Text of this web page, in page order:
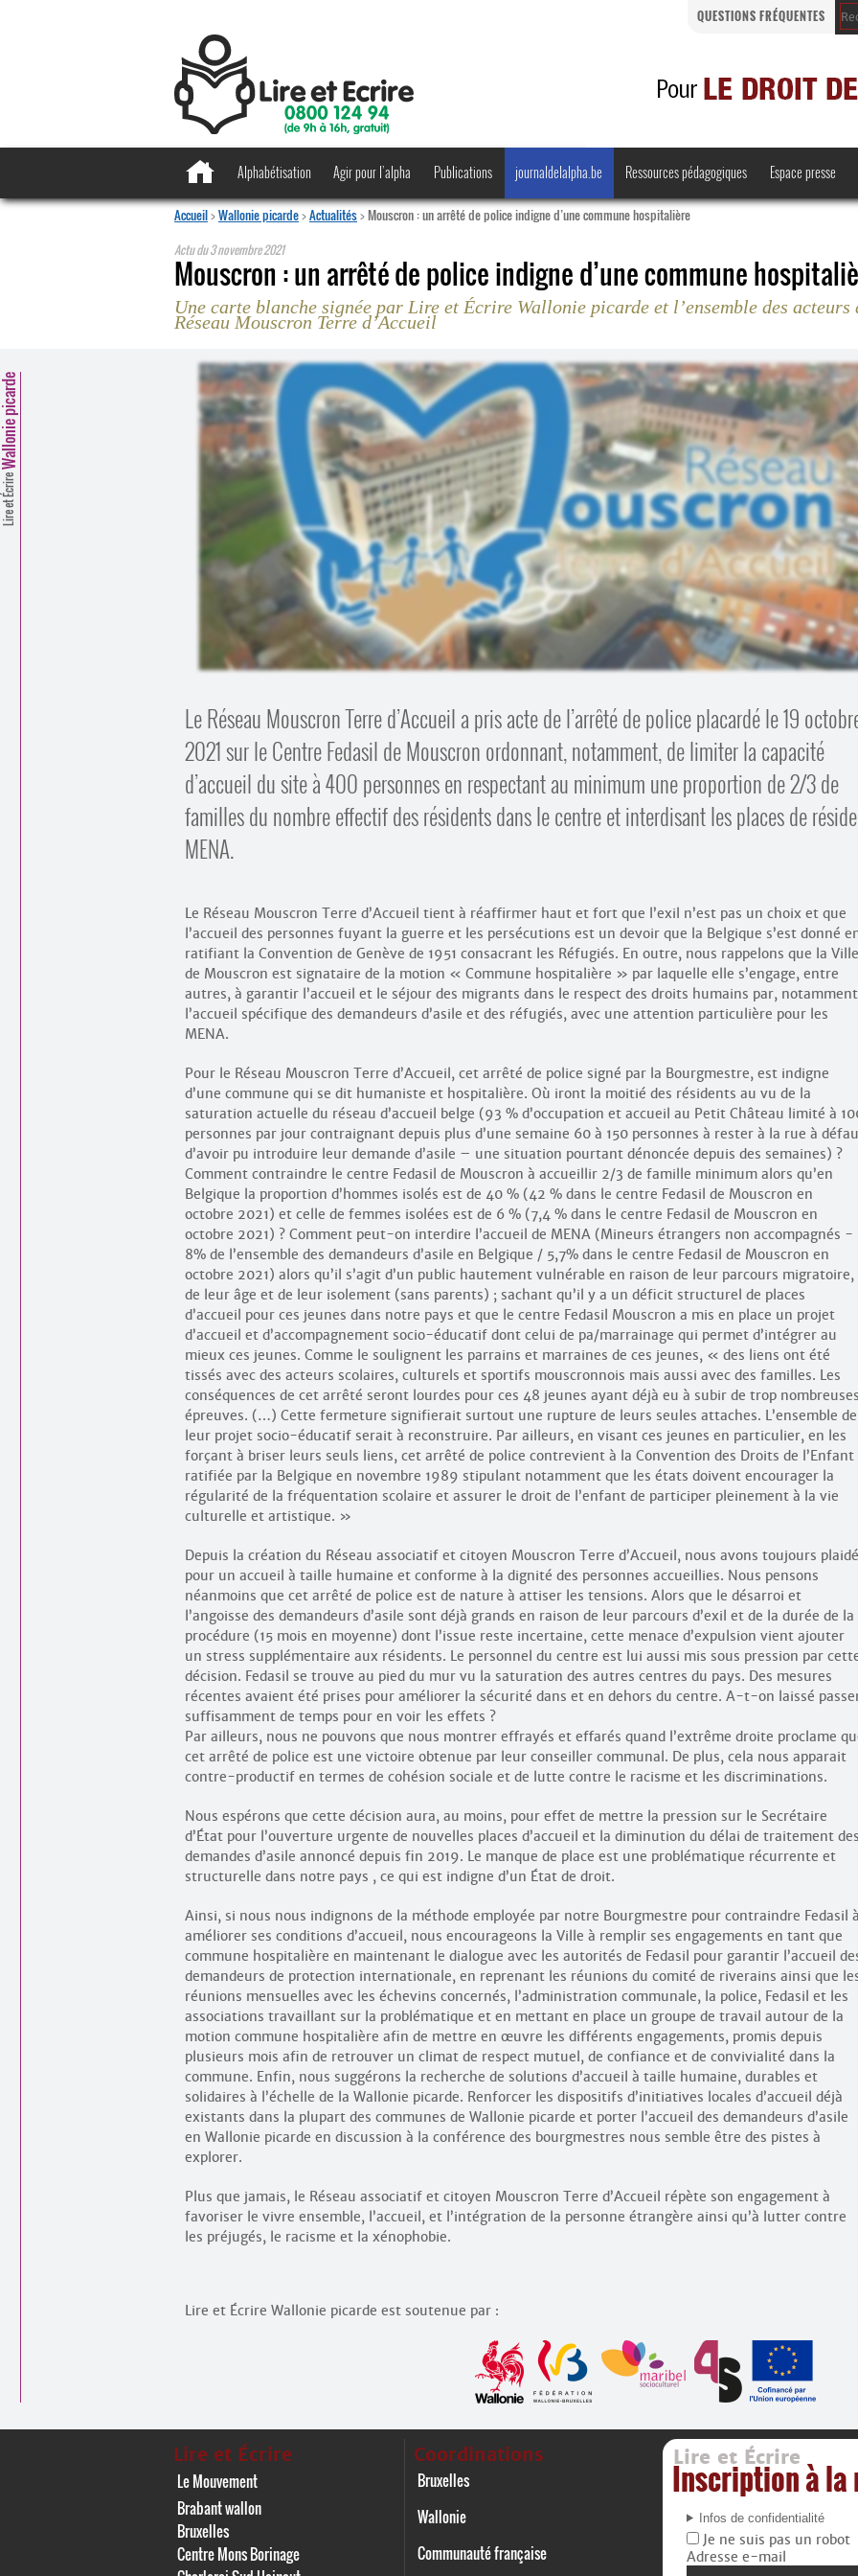
QUESTIONS FRÉQUENTES
Alphabétisation Agir pour l’alpha
Regards croisés
Publications journaldelalpha.be Ressources pédagogiques
Comprendre et parler
Espace presse
Accueil>Wallonie picarde>Actualités>Mouscron : un arrêté de police indigne d’une commune hospitalière
Actu du3 novembre 2021
Mouscron : un arrêté de police indigne d’une commune
Une carte blanche signée par Lire et Écrire Wallonie picarde et l’ensemble des acteurs
Réseau Mouscron Terre d’Accueil
Lire et Écrire
picarde
Le Réseau Mouscron Terre d’Accueil a pris acte de l’arrêté de police placardé le 19
2021 sur le Centre Fedasil de Mouscron ordonnant, notamment, de limiter la capacité
d’accueil du site à 400 personnes en respectant au minimum une proportion de 2/3 de
familles du nombre effectif des résidents dans le centre et interdisant les places de
MENA.
Le Réseau Mouscron Terre d’Accueil tient à réaffirmer haut et fort que l’exil n’est pas un choix et que
l’accueil des personnes fuyant la guerre et les persécutions est un devoir que la Belgique s’est donné
ratifiant la Convention de Genève de 1951 consacrant les Réfugiés. En outre, nous rappelons que la Ville
de Mouscron est signataire de la motion « Commune hospitalière » par laquelle elle s’engage, entre
autres, à garantir l’accueil et le séjour des migrants dans le respect des droits humains par, notamment
l’accueil spécifique des demandeurs d’asile et des réfugiés, avec une attention particulière pour les
MENA.
Pour le Réseau Mouscron Terre d’Accueil, cet arrêté de police signé par la Bourgmestre, est indigne
d’une commune qui se dit humaniste et hospitalière. Où iront la moitié des résidents au vu de la
saturation actuelle du réseau d’accueil belge (93 % d’occupation et accueil au Petit Château limité à
personnes par jour contraignant depuis plus d’une semaine 60 à 150 personnes à rester à la rue à
d’avoir pu introduire leur demande d’asile – une situation pourtant dénoncée depuis des semaines) ?
Comment contraindre le centre Fedasil de Mouscron à accueillir 2/3 de famille minimum alors qu’en
Belgique la proportion d’hommes isolés est de 40 % (42 % dans le centre Fedasil de Mouscron en
octobre 2021) et celle de femmes isolées est de 6 % (7,4 % dans le centre Fedasil de Mouscron en
octobre 2021) ? Comment peut-on interdire l’accueil de MENA (Mineurs étrangers non accompagnés -
8% de l’ensemble des demandeurs d’asile en Belgique / 5,7% dans le centre Fedasil de Mouscron en
octobre 2021) alors qu’il s’agit d’un public hautement vulnérable en raison de leur parcours migratoire,
de leur âge et de leur isolement (sans parents) ; sachant qu’il y a un déficit structurel de places
d’accueil pour ces jeunes dans notre pays et que le centre Fedasil Mouscron a mis en place un projet
d’accueil et d’accompagnement socio-éducatif dont celui de pa/marrainage qui permet d’intégrer au
mieux ces jeunes. Comme le soulignent les parrains et marraines de ces jeunes, « des liens ont été
tissés avec des acteurs scolaires, culturels et sportifs mouscronnois mais aussi avec des familles. Les
conséquences de cet arrêté seront lourdes pour ces 48 jeunes ayant déjà eu à subir de trop nombreuses
épreuves. (…) Cette fermeture signifierait surtout une rupture de leurs seules attaches. L’ensemble de
leur projet socio-éducatif serait à reconstruire. Par ailleurs, en visant ces jeunes en particulier, en les
forçant à briser leurs seuls liens, cet arrêté de police contrevient à la Convention des Droits de l’Enfant
ratifiée par la Belgique en novembre 1989 stipulant notamment que les états doivent encourager la
régularité de la fréquentation scolaire et assurer le droit de l’enfant de participer pleinement à la vie
culturelle et artistique. »
Depuis la création du Réseau associatif et citoyen Mouscron Terre d’Accueil, nous avons toujours plaidé
pour un accueil à taille humaine et conforme à la dignité des personnes accueillies. Nous pensons
néanmoins que cet arrêté de police est de nature à attiser les tensions. Alors que le désarroi et
l’angoisse des demandeurs d’asile sont déjà grands en raison de leur parcours d’exil et de la durée de la
procédure (15 mois en moyenne) dont l’issue reste incertaine, cette menace d’expulsion vient ajouter
un stress supplémentaire aux résidents. Le personnel du centre est lui aussi mis sous pression par
décision. Fedasil se trouve au pied du mur vu la saturation des autres centres du pays. Des mesures
récentes avaient été prises pour améliorer la sécurité dans et en dehors du centre. A-t-on laissé
suffisamment de temps pour en voir les effets ?
Par ailleurs, nous ne pouvons que nous montrer effrayés et effarés quand l’extrême droite proclame
cet arrêté de police est une victoire obtenue par leur conseiller communal. De plus, cela nous apparait
contre-productif en termes de cohésion sociale et de lutte contre le racisme et les discriminations.
Nous espérons que cette décision aura, au moins, pour effet de mettre la pression sur le Secrétaire
d’État pour l’ouverture urgente de nouvelles places d’accueil et la diminution du délai de traitement des
demandes d’asile annoncé depuis fin 2019. Le manque de place est une problématique récurrente et
structurelle dans notre pays , ce qui est indigne d’un État de droit.
Ainsi, si nous nous indignons de la méthode employée par notre Bourgmestre pour contraindre Fedasil à
améliorer ses conditions d’accueil, nous encourageons la Ville à remplir ses engagements en tant que
commune hospitalière en maintenant le dialogue avec les autorités de Fedasil pour garantir l’accueil
demandeurs de protection internationale, en reprenant les réunions du comité de riverains ainsi que
réunions mensuelles avec les échevins concernés, l’administration communale, la police, Fedasil et les
associations travaillant sur la problématique et en mettant en place un groupe de travail autour de la
motion commune hospitalière afin de mettre en œuvre les différents engagements, promis depuis
plusieurs mois afin de retrouver un climat de respect mutuel, de confiance et de convivialité dans la
commune. Enfin, nous suggérons la recherche de solutions d’accueil à taille humaine, durables et
solidaires à l’échelle de la Wallonie picarde. Renforcer les dispositifs d’initiatives locales d’accueil déjà
existants dans la plupart des communes de Wallonie picarde et porter l’accueil des demandeurs d’asile
en Wallonie picarde en discussion à la conférence des bourgmestres nous semble être des pistes à
explorer.
Plus que jamais, le Réseau associatif et citoyen Mouscron Terre d’Accueil répète son engagement à
favoriser le vivre ensemble, l’accueil, et l’intégration de la personne étrangère ainsi qu’à lutter contre
les préjugés, le racisme et la xénophobie.
Lire et Écrire Wallonie picarde est soutenue par :
Lire et Écrire
Le Mouvement
Brabant wallon
Bruxelles
Centre Mons Borinage
Coordinations
Bruxelles
Wallonie
Communauté française
Lire et Écrire
Inscription à la
Infos de confidentialité
Je ne suis pas un robot
Adresse e-mail